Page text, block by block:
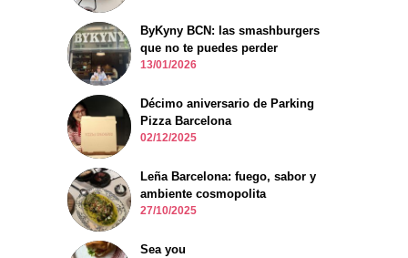
ByKyny BCN: las smashburgers
que no te puedes perder
13/01/2026
Décimo aniversario de Parking
Pizza Barcelona
02/12/2025
Leña Barcelona: fuego, sabor y
ambiente cosmopolita
27/10/2025
Sea you